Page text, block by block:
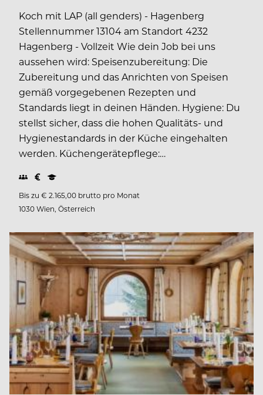
Koch mit LAP (all genders) - Hagenberg
Stellennummer 13104 am Standort 4232
Hagenberg - Vollzeit Wie dein Job bei uns
aussehen wird: Speisenzubereitung: Die
Zubereitung und das Anrichten von Speisen
gemäß vorgegebenen Rezepten und
Standards liegt in deinen Händen. Hygiene: Du
stellst sicher, dass die hohen Qualitäts- und
Hygienestandards in der Küche eingehalten
werden. Küchengerätepflege:…
Bis zu € 2.165,00 brutto pro Monat
1030 Wien, Österreich